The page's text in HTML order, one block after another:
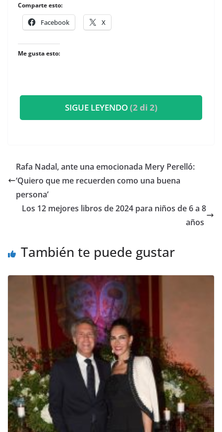
Comparte esto:
Facebook X
Me gusta esto:
SIGUE LEYENDO(2 di 2)
​Rafa Nadal, ante una emocionada Mery Perelló:
‘Quiero que me recuerden como una buena
persona’
​Los 12 mejores libros de 2024 para niños de 6 a 8
años
También te puede gustar